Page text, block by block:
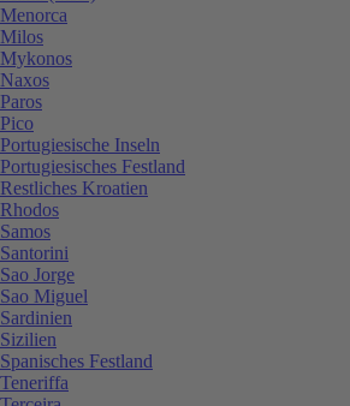
Menorca
Milos
Mykonos
Naxos
Paros
Pico
Portugiesische Inseln
Portugiesisches Festland
Restliches Kroatien
Rhodos
Samos
Santorini
Sao Jorge
Sao Miguel
Sardinien
Sizilien
Spanisches Festland
Teneriffa